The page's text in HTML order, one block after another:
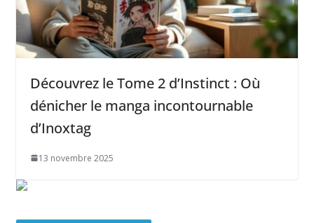
Découvrez le Tome 2 d’Instinct : Où
dénicher le manga incontournable
d’Inoxtag
13 novembre 2025